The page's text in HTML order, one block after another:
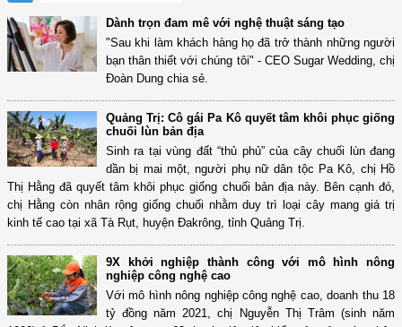
Dành trọn đam mê với nghệ thuật sáng tạo
"Sau khi làm khách hàng họ đã trở thành những người
bạn thân thiết với chúng tôi" - CEO Sugar Wedding, chị
Đoàn Dung chia sẻ.
Quảng Trị: Cô gái Pa Kô quyết tâm khôi phục giống
chuối lùn bản địa
Sinh ra tại vùng đất “thủ phủ” của cây chuối lùn đang
dần bị mai một, người phụ nữ dân tộc Pa Kô, chị Hồ
Thị Hằng đã quyết tâm khôi phục giống chuối bản địa này. Bên cạnh đó,
chị Hằng còn nhân rộng giống chuối nhằm duy trì loại cây mang giá trị
kinh tế cao tại xã Tà Rụt, huyện Đakrông, tỉnh Quảng Trị.
9X khởi nghiệp thành công với mô hình nông
nghiệp công nghệ cao
Với mô hình nông nghiệp công nghệ cao, doanh thu 18
tỷ đồng năm 2021, chị Nguyễn Thị Trâm (sinh năm